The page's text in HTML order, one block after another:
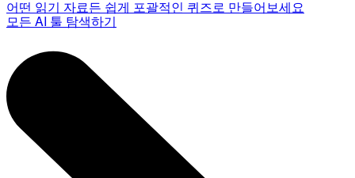
어떤 읽기 자료든 쉽게 포괄적인 퀴즈로 만들어보세요
모든 AI 툴 탐색하기